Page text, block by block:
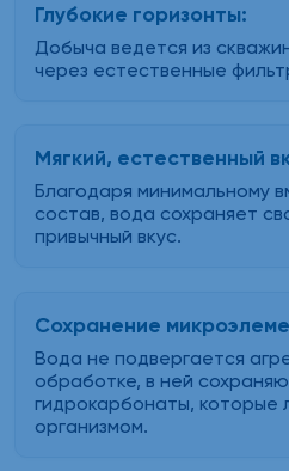
Глубокие горизонты:
Добыча ведется из
через естественные
Мягкий, естественный
Благодаря минимальному
состав, вода сохраняет
привычный вкус.
Сохранение
Вода не подвергается
обработке, в ней
гидрокарбонаты, которые
организмом.